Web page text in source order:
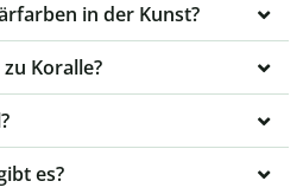
in der Kunst?
Koralle?
es?